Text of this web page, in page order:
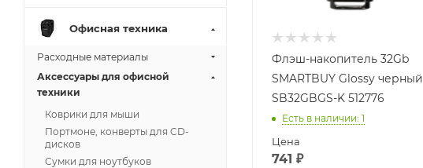
Флэш-накопитель 32Gb
SMARTBUY Glossy черный
SB32GBGS-K 512776
Есть в наличии: 1
Цена
741 ₽
Офисная техника
Расходные материалы
Аксессуары для офисной
техники
Коврики для мыши
Портмоне, конверты для CD-
дисков
Сумки для ноутбуков